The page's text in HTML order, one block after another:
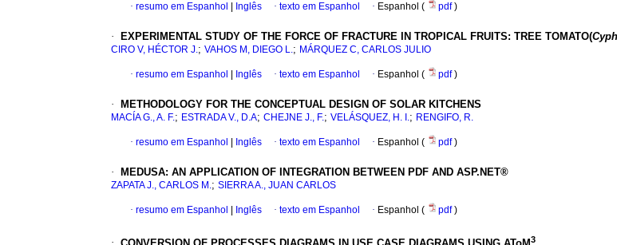
· resumo em Espanhol Inglês · texto em Espanhol · Espanhol ( pdf)
· EXPERIMENTAL STUDY OF THE FORCE OF FRACTURE IN TROPICAL FRUITS: TREE TOMATO(
CIRO V, HÉCTOR J.; VAHOS M, DIEGO L.; MÁRQUEZ C, CARLOS JULIO
· resumo em Espanhol Inglês · texto em Espanhol · Espanhol ( pdf)
· METHODOLOGY FOR THE CONCEPTUAL DESIGN OF SOLAR KITCHENS
MACÍA G., A. F.; ESTRADA V., D.A; CHEJNE J., F.; VELÁSQUEZ, H. I.; RENGIFO, R.
· resumo em Espanhol Inglês · texto em Espanhol · Espanhol ( pdf)
· MEDUSA: AN APPLICATION OF INTEGRATION BETWEEN PDF AND ASP.NET®
ZAPATA J., CARLOS M.; SIERRA A., JUAN CARLOS
· resumo em Espanhol Inglês · texto em Espanhol · Espanhol ( pdf)
3